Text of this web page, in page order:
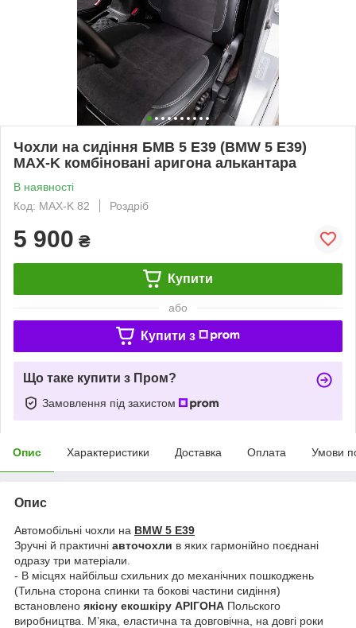
Чохли на сидіння БМВ 5 Е39 (BMW 5 E39)
MAX-K комбіновані аригона алькантара
В наявності
Код: MAX-K 82
Роздріб
5 900 ₴
Купити
або
Купити з
Що таке купити з Пром?
Замовлення під захистом
Опис Характеристики Доставка Оплата Умови
Опис
Автомобільні чохли на BMW 5 E39
Зручні й практичні авточохли в яких гармонійно поєднані
одразу три матеріали.
- В місцях найбільш схильних до механічних пошкоджень
(Тильна сторона спинки та бокові частини сидіння)
встановлено якісну екошкіру АРІГОНА Польского
виробництва. Мʼяка, еластична та довговічна, на довгі роки